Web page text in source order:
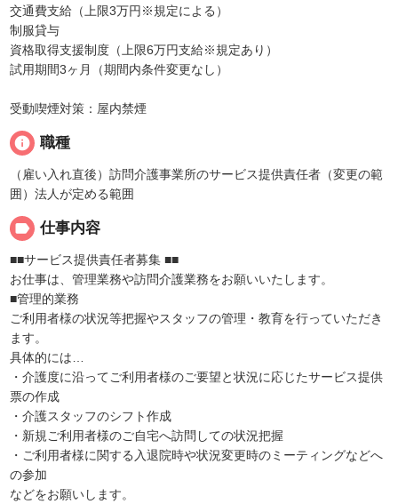
交通費支給（上限3万円※規定による）
制服貸与
資格取得支援制度（上限6万円支給※規定あり）
試用期間3ヶ月（期間内条件変更なし）
受動喫煙対策：屋内禁煙
info 職種
（雇い入れ直後）訪問介護事業所のサービス提供責任者（変更の範
囲）法人が定める範囲
label 仕事内容
■■サービス提供責任者募集 ■■
お仕事は、管理業務や訪問介護業務をお願いいたします。
■管理的業務
ご利用者様の状況等把握やスタッフの管理・教育を行っていただき
ます。
具体的には…
・介護度に沿ってご利用者様のご要望と状況に応じたサービス提供
票の作成
・介護スタッフのシフト作成
・新規ご利用者様のご自宅へ訪問しての状況把握
・ご利用者様に関する入退院時や状況変更時のミーティングなどへ
の参加
などをお願いします。